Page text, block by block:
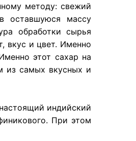
методу: свежий
оставшуюся массу
обработки сырья
вкус и цвет. Именно
этот сахар на
из самых вкусных и
индийский
При этом